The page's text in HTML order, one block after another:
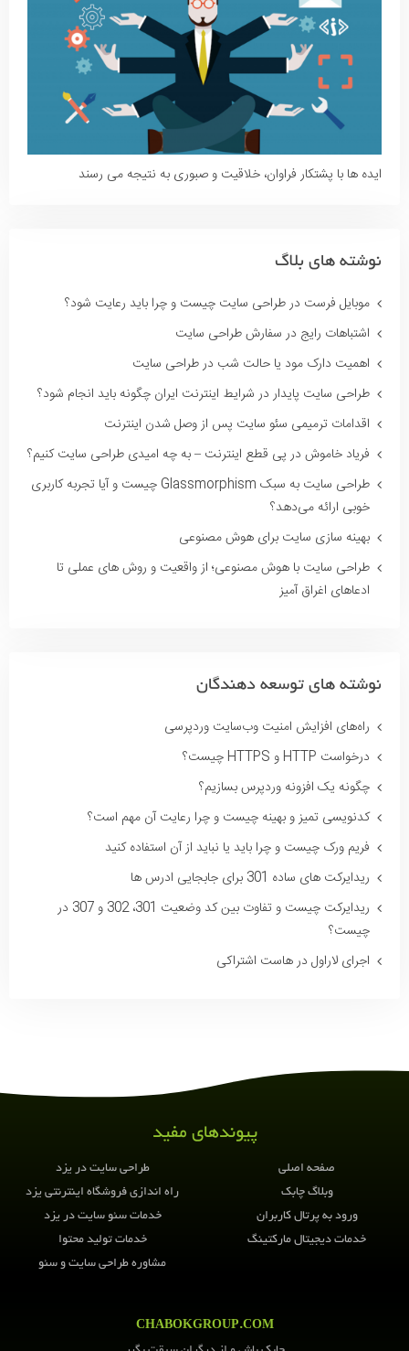
ایده ها با پشتکار فراوان، خلاقیت و صبوری به نتیجه می رسند
نوشته های بلاگ
موبایل فرست در طراحی سایت چیست و چرا باید رعایت شود؟
اشتباهات رایج در سفارش طراحی سایت
اهمیت دارک مود یا حالت شب در طراحی سایت
طراحی سایت پایدار در شرایط اینترنت ایران چگونه باید انجام شود؟
اقدامات ترمیمی سئو سایت پس از وصل شدن اینترنت
فریاد خاموش در پی قطع اینترنت – به چه امیدی طراحی سایت کنیم؟
طراحی سایت به سبک Glassmorphism چیست و آیا تجربه کاربری
خوبی ارائه می‌دهد؟
بهینه سازی سایت برای هوش مصنوعی
طراحی سایت با هوش مصنوعی؛ از واقعیت و روش های عملی تا
ادعاهای اغراق آمیز
نوشته های توسعه دهندگان
راه‌های افزایش امنیت وب‌سایت وردپرسی
درخواست HTTP و HTTPS چیست؟
چگونه یک افزونه وردپرس بسازیم؟
کدنویسی تمیز و بهینه چیست و چرا رعایت آن مهم است؟
فریم ورک چیست و چرا باید یا نباید از آن استفاده کنید
ریدایرکت های ساده 301 برای جابجایی ادرس ها
ریدایرکت چیست و تفاوت بین کد وضعیت 301، 302 و 307 در
چیست؟
اجرای لاراول در هاست اشتراکی
پیوندهای مفید
صفحه اصلی
وبلاگ چابک
ورود به پرتال کاربران
خدمات دیجیتال مارکتینگ
طراحی سایت در یزد
راه اندازی فروشگاه اینترنتی یزد
خدمات سئو سایت در یزد
خدمات تولید محتوا
مشاوره طراحی سایت و سئو
CHABOKGROUP.COM